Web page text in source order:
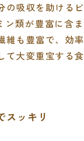
の吸収を助けるビ
ン類が豊富に含ま
維も豊富で、効率
て大変重宝する食
ッキリ